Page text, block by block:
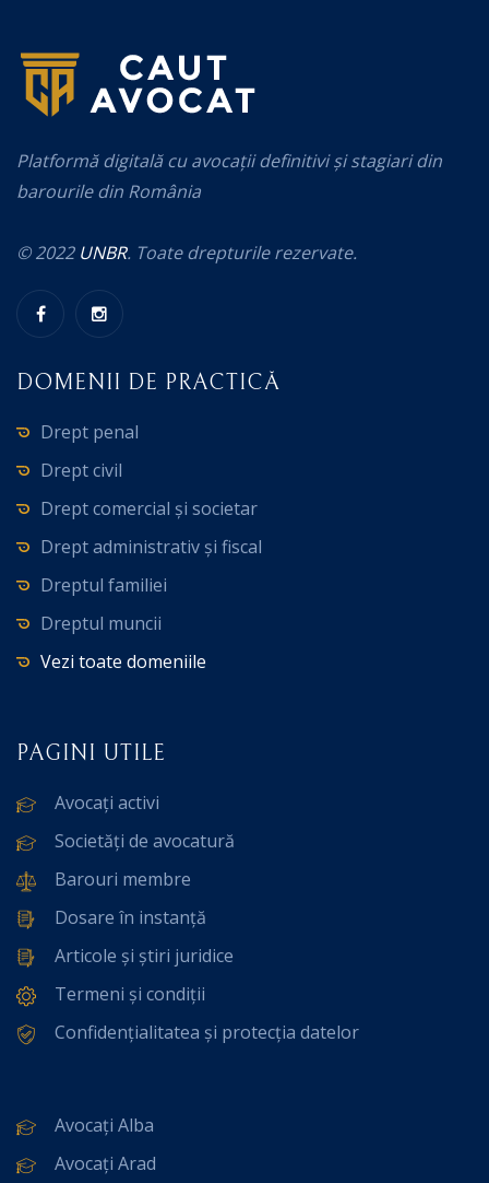
Platformă digitală cu avocații definitivi și stagiari din
barourile din România
© 2022 UNBR. Toate drepturile rezervate.
DOMENII DE PRACTICĂ
Drept penal
Drept civil
Drept comercial și societar
Drept administrativ și fiscal
Dreptul familiei
Dreptul muncii
Vezi toate domeniile
PAGINI UTILE
Avocați activi
Societăți de avocatură
Barouri membre
Dosare în instanță
Articole și știri juridice
Termeni și condiții
Confidențialitatea și protecția datelor
Avocați Alba
Avocați Arad